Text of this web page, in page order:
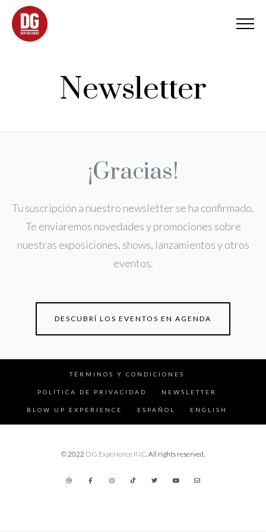
Newsletter
¡Gracias!
Tu suscripción a nuestro newsletter se ha confirmado.
Te enviaremos novedades y promociones sobre
nuestras exposiciones, shows, lanzamientos y otros
eventos.
DESCUBRÍ LOS EVENTOS EN AGENDA
TÉRMINOS Y CONDICIONES
POLÍTICA DE PRIVACIDAD NEWSLETTER
BLOW UP EXPERIENCE ESPAÑOL ENGLISH
© 2022 DG Experience INC. All rights reserved.